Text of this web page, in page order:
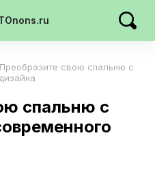
Преобразите свою спальню с
спальню с